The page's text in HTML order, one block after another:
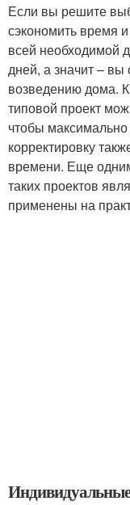
Если вы решите
сэкономить время
всей необходимой
дней, а значит – вы
возведению дома.
типовой проект
чтобы
корректировку
времени. Еще
таких проектов
применены на